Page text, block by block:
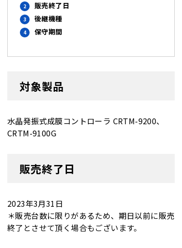
販売終了日
後継機種
保守期間
対象製品
水晶発振式成膜コントローラ CRTM-9200、
CRTM-9100G
販売終了日
2023年3月31日
＊販売台数に限りがあるため、期日以前に販売
終了とさせて頂く場合もございます。